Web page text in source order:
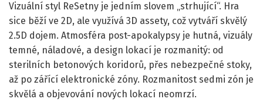
Vizuální styl ReSetny je jedním slovem „strhující“. Hra
sice běží ve 2D, ale využívá 3D assety, což vytváří skvělý
2.5D dojem. Atmosféra post-apokalypsy je hutná, vizuály
temné, náladové, a design lokací je rozmanitý: od
sterilních betonových koridorů, přes nebezpečné stoky,
až po zářící elektronické zóny. Rozmanitost sedmi zón je
skvělá a objevování nových lokací neomrzí.